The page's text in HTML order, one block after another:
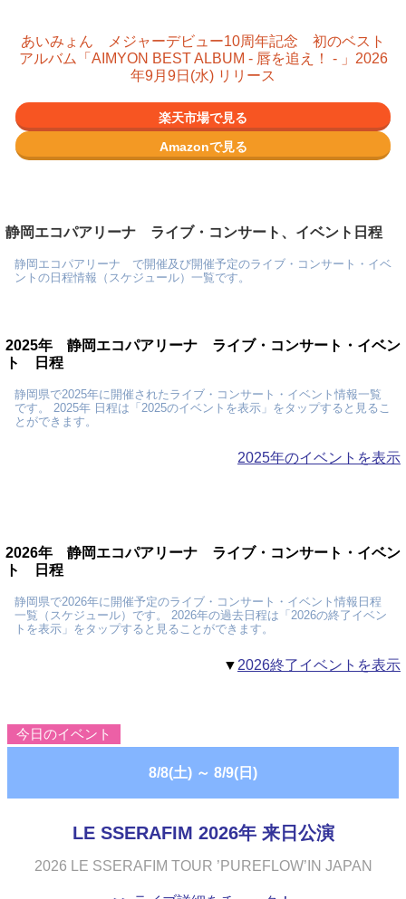
あいみょん メジャーデビュー10周年記念 初のベスト
アルバム「AIMYON BEST ALBUM - 唇を追え！ - 」2026
年9月9日(水) リリース
楽天市場で見る
Amazonで見る
静岡エコパアリーナ ライブ・コンサート、イベント日程
静岡エコパアリーナ で開催及び開催予定のライブ・コンサート・イベ
ントの日程情報（スケジュール）一覧です。
2025年 静岡エコパアリーナ ライブ・コンサート・イベン
ト 日程
静岡県で2025年に開催されたライブ・コンサート・イベント情報一覧
です。 2025年 日程は「2025のイベントを表示」をタップすると見るこ
とができます。
2025年のイベントを表示
2026年 静岡エコパアリーナ ライブ・コンサート・イベン
ト 日程
静岡県で2026年に開催予定のライブ・コンサート・イベント情報日程
一覧（スケジュール）です。 2026年の過去日程は「2026の終了イベン
トを表示」をタップすると見ることができます。
▼ 2026終了イベントを表示
今日のイベント
8/8(土) ～ 8/9(日)
LE SSERAFIM 2026年 来日公演
2026 LE SSERAFIM TOUR ’PUREFLOW’IN JAPAN